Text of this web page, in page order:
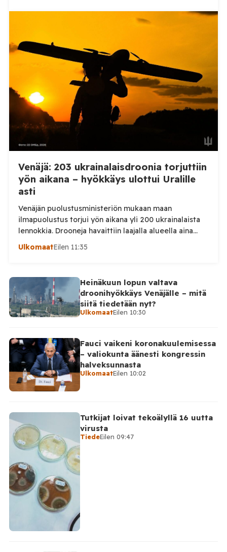
alueellisen sotilashallinnon johtaja Oleksandr Hanzha
kertoi perjantaiaamuna 7. elokuuta julkaisemassaan
hyökkäsivät yön aikana yli 20 kertaa viidelle alueelle.
Nikopolin alueella iskuja kohdistui Nikopolin
kaupunkiin sekä […]
Venäjä: 203 ukrainalaisdroonia torjuttiin
yön aikana – hyökkäys ulottui Uralille
asti
Venäjän puolustusministeriön mukaan maan
ilmapuolustus torjui yön aikana yli 200 ukrainalaista
lennokkia. Drooneja havaittiin laajalla alueella aina
Uralille asti. Venäjän puolustusministeriön virallisen
miehittämätöntä ilma-alusta torstai-illan 6. elokuuta
ja perjantaiaamun 7. elokuuta välisenä aikana.
Ministeriön ilmoitus koskee aikaväliä kello 20–08
Moskovan aikaa. Ministeriön mukaan drooneja
torjuttiin […]
UlkomaatEilen 11:35
Heinäkuun lopun valtava
droonihyökkäys Venäjälle – mitä
siitä tiedetään nyt?
UlkomaatEilen 10:30
Fauci vaikeni koronakuulemisessa
– valiokunta äänesti kongressin
halveksunnasta
UlkomaatEilen 10:02
Tutkijat loivat tekoälyllä 16 uutta
virusta
TiedeEilen 09:47